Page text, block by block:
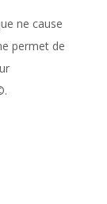
ne cause
permet de